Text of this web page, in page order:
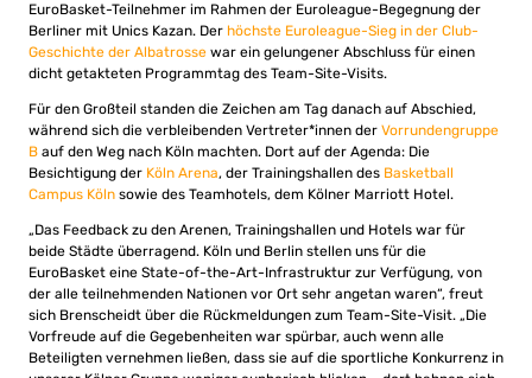
EuroBasket-Teilnehmer im Rahmen der Euroleague-Begegnung der
Berliner mit Unics Kazan. Der höchste Euroleague-Sieg in der Club-
Geschichte der Albatrosse war ein gelungener Abschluss für einen
dicht getakteten Programmtag des Team-Site-Visits.
Für den Großteil standen die Zeichen am Tag danach auf Abschied,
während sich die verbleibenden Vertreter*innen der Vorrundengruppe
B auf den Weg nach Köln machten. Dort auf der Agenda: Die
Besichtigung der Köln Arena, der Trainingshallen des Basketball
Campus Köln sowie des Teamhotels, dem Kölner Marriott Hotel.
„Das Feedback zu den Arenen, Trainingshallen und Hotels war für
beide Städte überragend. Köln und Berlin stellen uns für die
EuroBasket eine State-of-the-Art-Infrastruktur zur Verfügung, von
der alle teilnehmenden Nationen vor Ort sehr angetan waren“, freut
sich Brenscheidt über die Rückmeldungen zum Team-Site-Visit. „Die
Vorfreude auf die Gegebenheiten war spürbar, auch wenn alle
Beteiligten vernehmen ließen, dass sie auf die sportliche Konkurrenz in